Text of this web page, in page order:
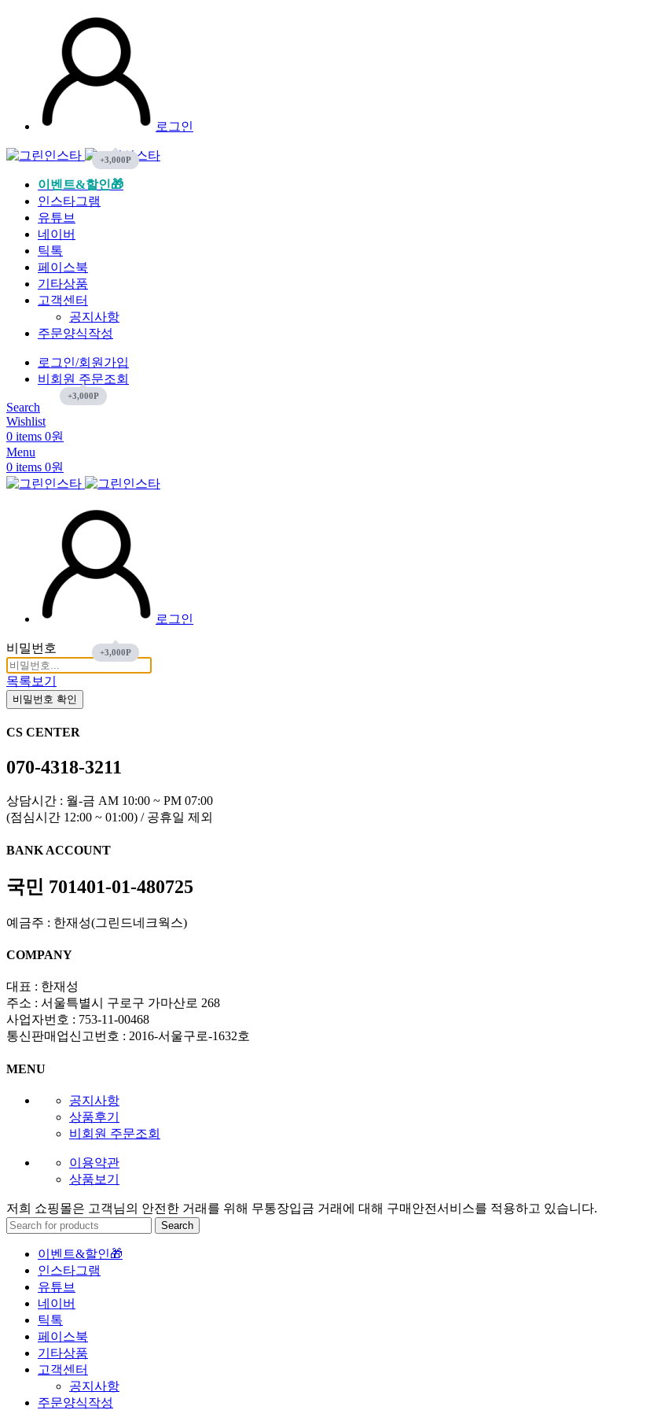
로그인
이벤트&할인🎁
인스타그램
유튜브
네이버
틱톡
페이스북
기타상품
고객센터
공지사항
주문양식작성
로그인/회원가입
비회원 주문조회
Search
Wishlist
0 items 0원
Menu
0 items 0원
로그인
비밀번호
목록보기
비밀번호 확인
CS CENTER
070-4318-3211
상담시간 : 월-금 AM 10:00 ~ PM 07:00
(점심시간 12:00 ~ 01:00) / 공휴일 제외
BANK ACCOUNT
국민 701401-01-480725
예금주 : 한재성(그린드네크웍스)
COMPANY
대표 : 한재성
주소 : 서울특별시 구로구 가마산로 268
사업자번호 : 753-11-00468
통신판매업신고번호 : 2016-서울구로-1632호
MENU
공지사항
상품후기
비회원 주문조회
이용약관
상품보기
저희 쇼핑몰은 고객님의 안전한 거래를 위해 무통장입금 거래에 대해 구매안전서비스를 적용하고 있습니다.
Search
이벤트&할인🎁
인스타그램
유튜브
네이버
틱톡
페이스북
기타상품
고객센터
공지사항
주문양식작성